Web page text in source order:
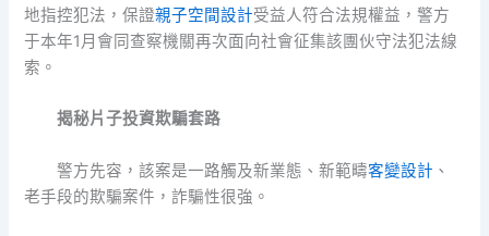
地指控犯法，保證親子空間設計受益人符合法規權益，警方
于本年1月會同查察機關再次面向社會征集該團伙守法犯法線
索。
揭秘片子投資欺騙套路
警方先容，該案是一路觸及新業態、新範疇客變設計 、
老手段的欺騙案件，詐騙性很強。